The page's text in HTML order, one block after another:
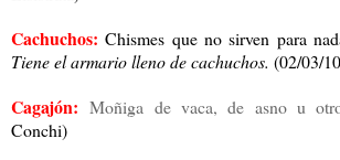
Cachuchos: Chismes que no sirven para
Tiene el armario lleno de cachuchos. (02/03/
Cagajón: Moñiga de vaca, de asno u
Conchi)